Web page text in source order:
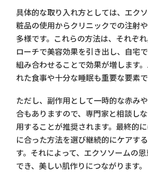
具体的な取り入れ方としては、エク
粧品の使用からクリニックでの注射
多様です。これらの方法は、それぞ
ローチで美容効果を引き出し、自宅
組み合わせることで効果が増します
れた食事や十分な睡眠も重要な要素で
ただし、副作用として一時的な赤み
合もありますので、専門家と相談し
用することが推奨されます。最終的
に合った方法を選び継続的にケアす
す。それによって、エクソソームの
でき、美しい肌作りにつながります。